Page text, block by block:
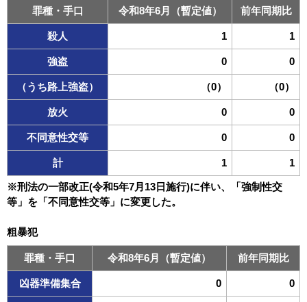
罪種・手口 令和8年6月（暫定値） 前年同期比
殺人 1 1
強盗 0 0
（うち路上強盗） （0） （0）
放火 0 0
不同意性交等 0 0
計 1 1
※刑法の一部改正(令和5年7月13日施行)に伴い、「強制性交
等」を「不同意性交等」に変更した。
粗暴犯
罪種・手口 令和8年6月（暫定値） 前年同期比
凶器準備集合 0 0